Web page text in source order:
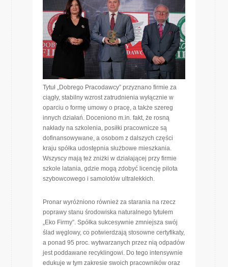
Tytuł „Dobrego Pracodawcy” przyznano firmie za
ciągły, stabilny wzrost zatrudnienia wyłącznie w
oparciu o formę umowy o pracę, a także szereg
innych działań. Doceniono m.in. fakt, że rosną
nakłady na szkolenia, posiłki pracownicze są
dofinansowywane, a osobom z dalszych części
kraju spółka udostępnia służbowe mieszkania.
Wszyscy mają też zniżki w działającej przy firmie
szkole latania, gdzie mogą zdobyć licencję pilota
szybowcowego i samolotów ultralekkich.
Pronar wyróżniono również za starania na rzecz
poprawy stanu środowiska naturalnego tytułem
„Eko Firmy”. Spółka sukcesywnie zmniejsza swój
ślad węglowy, co potwierdzają stosowne certyfikaty,
a ponad 95 proc. wytwarzanych przez nią odpadów
jest poddawane recyklingowi. Do tego intensywnie
edukuje w tym zakresie swoich pracowników oraz